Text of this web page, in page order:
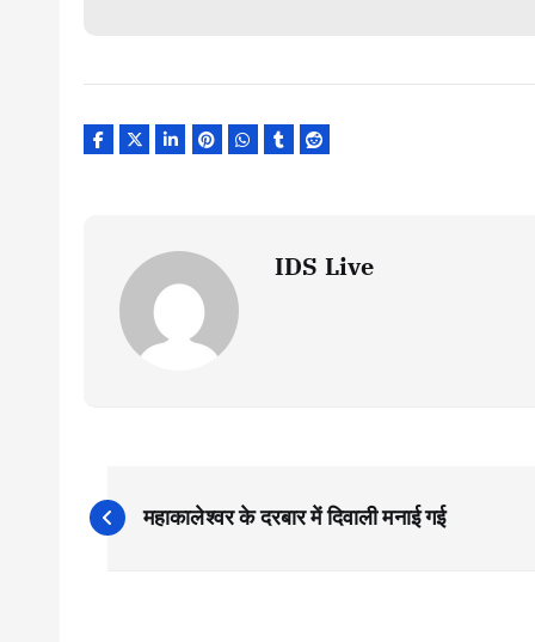
IDS Live
P
महाकालेश्वर के दरबार में दिवाली मनाई गई